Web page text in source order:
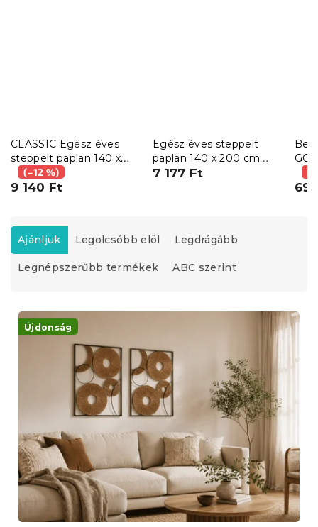
CLASSIC Egész éves
steppelt paplan 140 x
200 cm párnával 70 x
90 cm és kispárnával 40
(–12 %)
9 140 Ft
Egész éves steppelt
paplan 140 x 200 cm
párnával 70 x 90 cm
7 177 Ft
GO
T
e
r
m
e
k
é
e
Ajánljuk Legolcsóbb elöl Legdrágább
Legnépszerűbb termékek ABC szerint
T
Újdonság